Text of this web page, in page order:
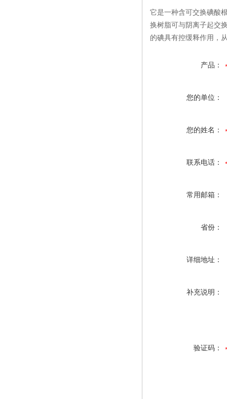
它是一种含可交换碘酸
换树脂可与阴离子起交
的碘具有控缓释作用，
产品：
您的单位：
您的姓名：
联系电话：
常用邮箱：
省份：
详细地址：
补充说明：
验证码：